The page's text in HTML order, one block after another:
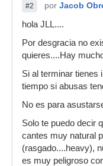
#2 por Jacob
hola JLL....
Por desgracia no
quieres....Hay
Si al terminar tienes
tiempo si abusas
No es para
Solo te puedo decir
cantes muy natural
(rasgado....heavy),
es muy peligroso